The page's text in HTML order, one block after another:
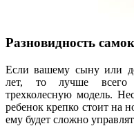
Разновидность
Если вашему сыну или
лет, то лучше всего
трехколесную модель.
ребенок крепко стоит на
ему будет сложно